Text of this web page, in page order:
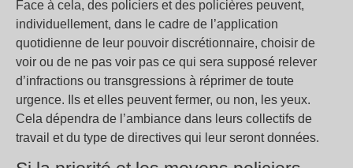
Face à cela, des policiers et des policières peuvent,
individuellement, dans le cadre de l’application
quotidienne de leur pouvoir discrétionnaire, choisir de
voir ou de ne pas voir pas ce qui sera supposé relever
d’infractions ou transgressions à réprimer de toute
urgence. Ils et elles peuvent fermer, ou non, les yeux.
Cela dépendra de l’ambiance dans leurs collectifs de
travail et du type de directives qui leur seront données.